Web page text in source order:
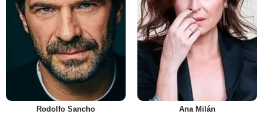
Rodolfo Sancho Ana Milán